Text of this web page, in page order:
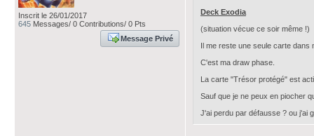
Inscrit le 26/01/2017
645 Messages/ 0 Contributions/ 0 Pts
Message Privé
Deck Exodia
(situation vécue ce soir même !)
Il me reste une seule carte dans
C'est ma draw phase.
La carte "Trésor protégé" est
Sauf que je ne peux en piocher
J'ai perdu par défausse ? ou j'ai